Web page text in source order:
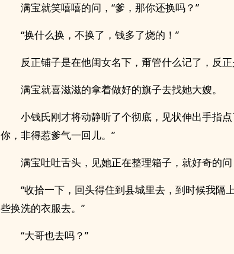
满宝就笑嘻嘻的问，“爹，那你还换吗？”
“换什么换，不换了，钱多了烧的！”
反正铺子是在他闺女名下，甭管什么记了，反正
满宝就喜滋滋的拿着做好的旗子去找她大嫂。
小钱氏刚才将动静听了个彻底，见状伸出手指
你，非得惹爹气一回儿。”
满宝吐吐舌头，见她正在整理箱子，就好奇的
“收拾一下，回头得住到县城里去，到时候我隔
些换洗的衣服去。”
“大哥也去吗？”